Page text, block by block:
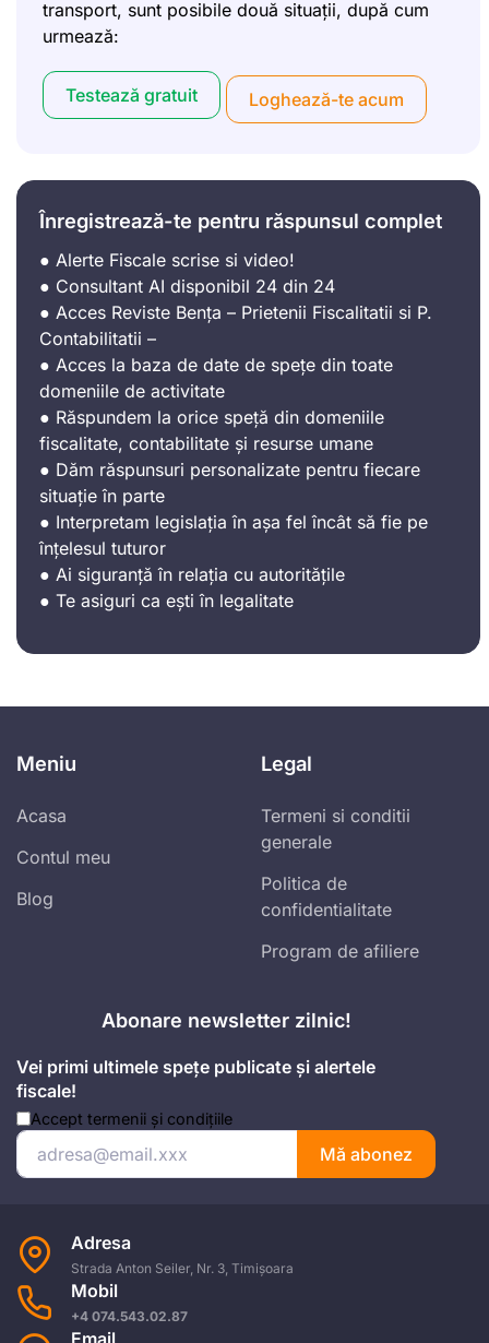
transport, sunt posibile două situații, după cum
urmează:
Testează gratuit Loghează-te acum
Înregistrează-te pentru răspunsul complet
● Alerte Fiscale scrise si video!
● Consultant AI disponibil 24 din 24
● Acces Reviste Bența – Prietenii Fiscalitatii si P.
Contabilitatii –
● Acces la baza de date de spețe din toate
domeniile de activitate
● Răspundem la orice speță din domeniile
fiscalitate, contabilitate și resurse umane
● Dăm răspunsuri personalizate pentru fiecare
situație în parte
● Interpretam legislația în așa fel încât să fie pe
înțelesul tuturor
● Ai siguranță în relația cu autoritățile
● Te asiguri ca ești în legalitate
Meniu
Acasa
Contul meu
Blog
Legal
Termeni si conditii
generale
Politica de
confidentialitate
Program de afiliere
Abonare newsletter zilnic!
Vei primi ultimele spețe publicate și alertele
fiscale!
Accept termenii și condițiile
Mă abonez
Adresa
Strada Anton Seiler, Nr. 3, Timișoara
Mobil
+4 074.543.02.87
Email